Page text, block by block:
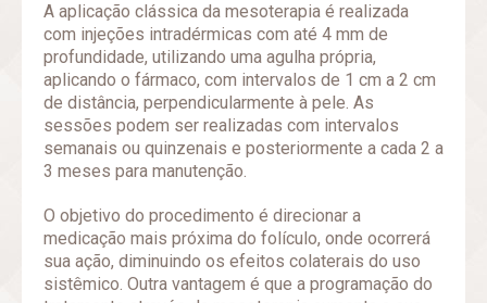
A aplicação clássica da mesoterapia é realizada
com injeções intradérmicas com até 4 mm de
profundidade, utilizando uma agulha própria,
aplicando o fármaco, com intervalos de 1 cm a 2 cm
de distância, perpendicularmente à pele. As
sessões podem ser realizadas com intervalos
semanais ou quinzenais e posteriormente a cada 2 a
3 meses para manutenção.
O objetivo do procedimento é direcionar a
medicação mais próxima do folículo, onde ocorrerá
sua ação, diminuindo os efeitos colaterais do uso
sistêmico. Outra vantagem é que a programação do